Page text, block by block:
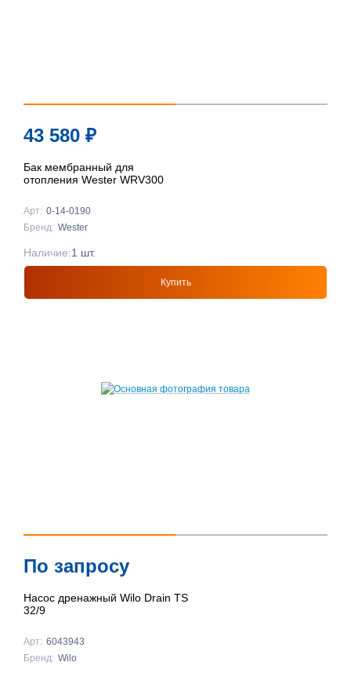
43 580 ₽
Бак мембранный для
отопления Wester WRV300
Арт: 0-14-0190
Бренд: Wester
Купить
Наличие:1 шт.
По запросу
Насос дренажный Wilo Drain TS
32/9
Арт: 6043943
Бренд: Wilo